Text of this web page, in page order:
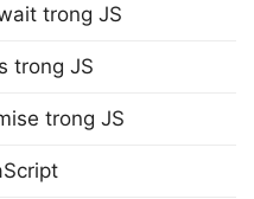
trong JS
trong JS
trong JS